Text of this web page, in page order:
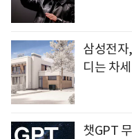
삼성전
디는 차
챗GPT